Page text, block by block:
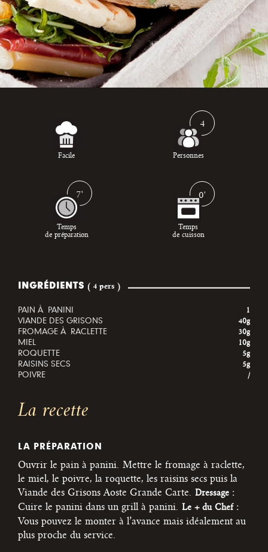
Facile
4
Personnes
7'
Temps
de préparation
0'
Temps
de cuisson
INGRÉDIENTS ( 4 pers )
PAIN À PANINI 1
VIANDE DES GRISONS 40g
FROMAGE À RACLETTE 30g
MIEL 10g
ROQUETTE 5g
RAISINS SECS 5g
POIVRE /
La recette
LA PRÉPARATION
Ouvrir le pain à panini. Mettre le fromage à raclette,
le miel, le poivre, la roquette, les raisins secs puis la
Viande des Grisons Aoste Grande Carte. Dressage :
Cuire le panini dans un grill à panini. Le + du Chef :
Vous pouvez le monter à l’avance mais idéalement au
plus proche du service.